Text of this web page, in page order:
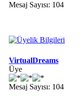
Mesaj Sayısı: 104
VirtualDreams
Üye
Mesaj Sayısı: 104